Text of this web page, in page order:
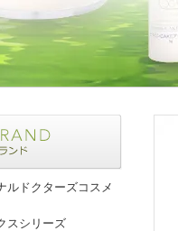
ルドクターズコスメ
スシリーズ